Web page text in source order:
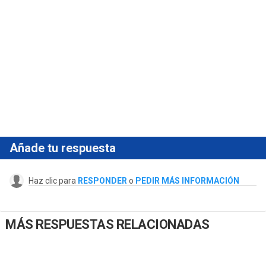
Añade tu respuesta
Haz clic para RESPONDER o PEDIR MÁS INFORMACIÓN
MÁS RESPUESTAS RELACIONADAS